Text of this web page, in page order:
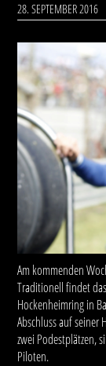
28. SEPTEMBER 2016
Am kommenden
Traditionell findet
Hockenheimring in
Abschluss auf seiner
zwei Podestplätzen,
Piloten.